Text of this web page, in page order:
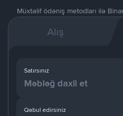
Müxtəlif ödəniş metodları ilə
Alış
Qəbul edirsiniz
Satırsınız